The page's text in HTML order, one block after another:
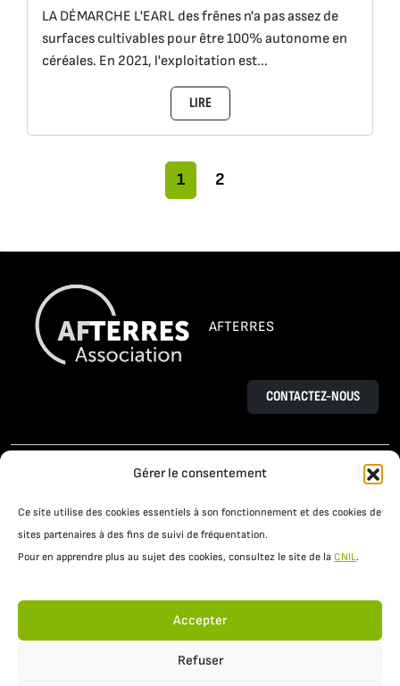
Gérer le consentement
Ce site utilise des cookies essentiels à son fonctionnement et des cookies de
sites partenaires à des fins de suivi de fréquentation.
Pour en apprendre plus au sujet des cookies, consultez le site de la CNIL.
Accepter
Refuser
LA DÉMARCHE L'EARL des frênes n'a pas assez de
surfaces cultivables pour être 100% autonome en
céréales. En 2021, l'exploitation est...
LIRE
Navigation dans la page
Page actuelle
1 Pages
2
AFTERRES
CONTACTEZ-NOUS
L’AGROÉCOLOGIE
LE PROJET OSAÉ
PRATIQUES AGROÉCOLOGIQUES
RESSOURCES